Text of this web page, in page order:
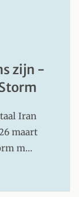
zijn -
Iran
maart
m…